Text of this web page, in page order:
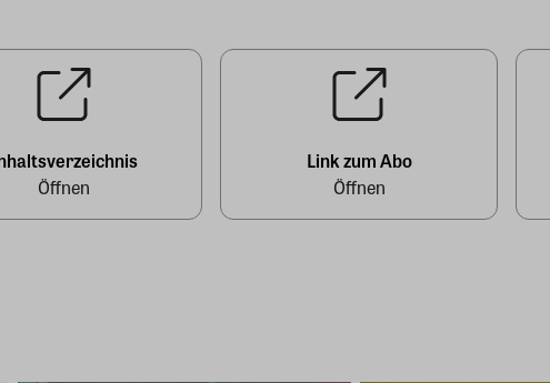
Öffnen
Link zum Abo
Öffnen